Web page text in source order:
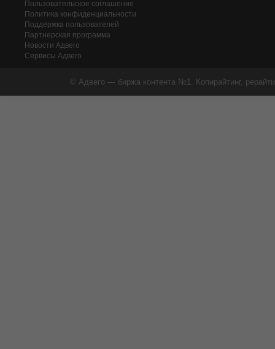
Пользовательское соглашение
Политика конфиденциальности
Поддержка пользователей
Партнерская программа
Новости Адвего
Сервисы Адвего
© Адвего — биржа контента №1. Копирайтинг,